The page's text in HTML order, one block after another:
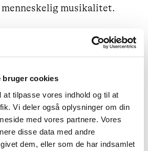
bruger cookies
at tilpasse vores indhold og til at
Vi deler også oplysninger om din
med vores partnere. Vores
disse data med andre
dem, eller som de har indsamlet
musikalitet.
de fleste livssituationer
et stort og dybfølt ønske
mennesker.
kompetencer på